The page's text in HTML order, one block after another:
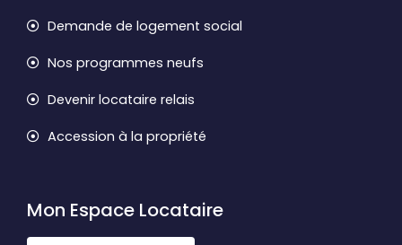
Demande de logement social
Nos programmes neufs
Devenir locataire relais
Accession à la propriété
Mon Espace Locataire